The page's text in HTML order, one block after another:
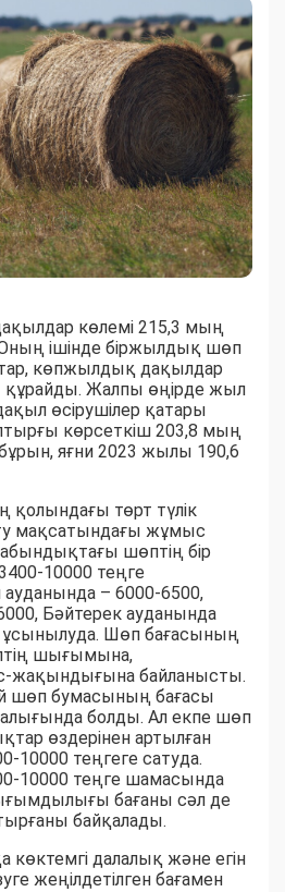
көлемі 215,3 мың
ішінде біржылдық шөп
көпжылдық дақылдар
құрайды. Жалпы өңірде жыл
өсірушілер қатары
көрсеткіш 203,8 мың
яғни 2023 жылы 190,6
қолындағы төрт түлік
мақсатындағы жұмыс
шөптің бір
10000 теңге
– 6000-6500,
Бәйтерек ауданында
ұсынылуда. Шөп бағасының
шығымына,
байланысты.
шөп бумасының бағасы
болды. Ал екпе шөп
өздерінен артылған
10000 теңгеге сатуда.
10000 теңге шамасында
бағаны сәл де
байқалады.
далалық және егін
жеңілдетілген бағамен